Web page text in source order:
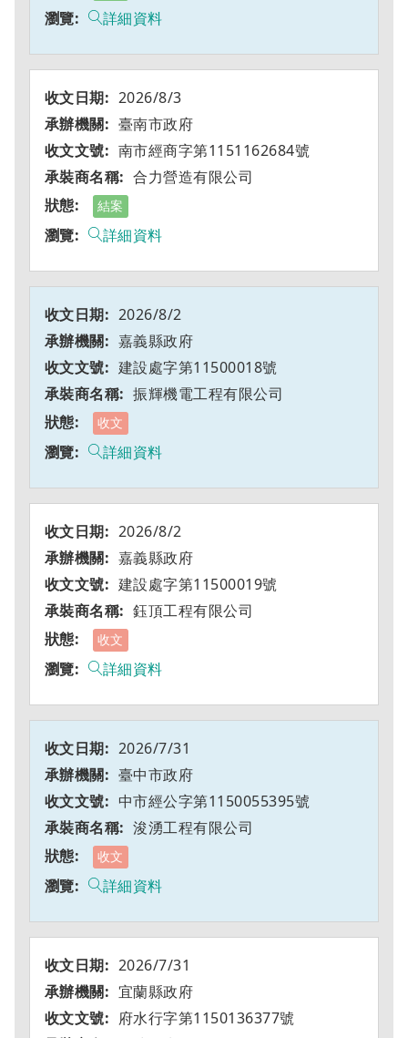
詳細資料
2026/8/3
臺南市政府
南市經商字第1151162684號
合力營造有限公司
結案
詳細資料
2026/8/2
嘉義縣政府
建設處字第11500018號
振輝機電工程有限公司
收文
詳細資料
2026/8/2
嘉義縣政府
建設處字第11500019號
鈺頂工程有限公司
收文
詳細資料
2026/7/31
臺中市政府
中市經公字第1150055395號
浚湧工程有限公司
收文
詳細資料
2026/7/31
宜蘭縣政府
府水行字第1150136377號